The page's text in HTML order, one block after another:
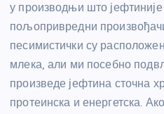
у производњи што
пољопривредни
песимистички су
млека, али ми посебно
произведе јефтина сточна
протеинска и енергетска.